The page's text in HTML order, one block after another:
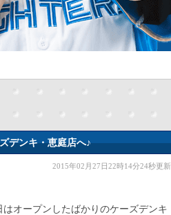
デンキ・恵庭店へ♪
2015年02月27日22時14分24秒更新
はオープンしたばかりのケーズデンキ